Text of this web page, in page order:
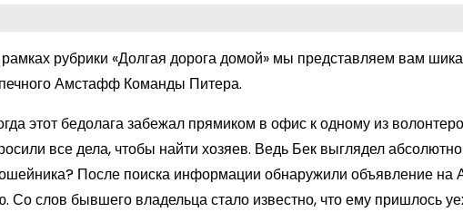
рубрики «Долгая дорога домой» мы представляем вам
Амстафф Команды Питера.
этот бедолага забежал прямиком в офис к одному из
все дела, чтобы найти хозяев. Ведь Бек выглядел
После поиска информации обнаружили объявление на
Со слов бывшего владельца стало известно, что ему пришлось